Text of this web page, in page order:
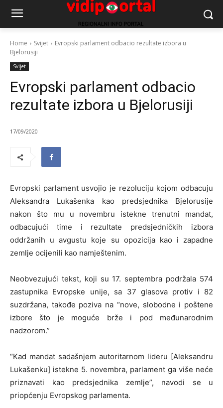
Home Svijet
Evropski parlament odbacio rezultate izbora u
Bjelorusiji
Svijet
Evropski parlament odbacio
rezultate izbora u Bjelorusiji
17/09/2020
Evropski parlament usvojio je rezoluciju kojom odbacuju
Aleksandra Lukašenka kao predsjednika Bjelorusije
nakon što mu u novembru istekne trenutni mandat,
odbacujući time i rezultate predsjedničkih izbora
oddržanih u avgustu koje su opozicija kao i zapadne
zemlje ocijenili kao namještenim.
Neobvezujući tekst, koji su 17. septembra podržala 574
zastupnika Evropske unije, sa 37 glasova protiv i 82
suzdržana, takođe poziva na “nove, slobodne i poštene
izbore što je moguće brže i pod međunarodnim
nadzorom.”
“Kad mandat sadašnjem autoritarnom lideru [Aleksandru
Lukašenku] istekne 5. novembra, parlament ga više neće
priznavati kao predsjednika zemlje”, navodi se u
priopćenju Evropskog parlamenta.